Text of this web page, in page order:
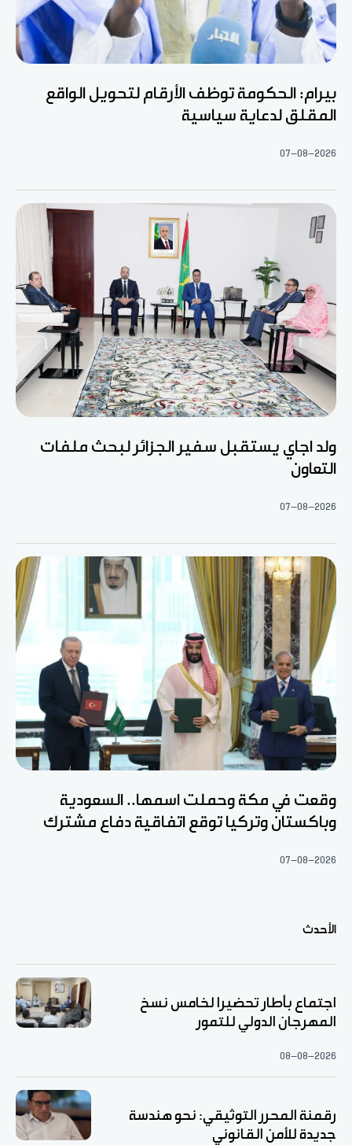
بيرام: الحكومة توظف الأرقام لتحويل الواقع
المقلق لدعاية سياسية
07-08-2026
ولد اجاي يستقبل سفير الجزائر لبحث ملفات
التعاون
07-08-2026
وقعت في مكة وحملت اسمها.. السعودية
وباكستان وتركيا توقع اتفاقية دفاع مشترك
07-08-2026
الأحدث
اجتماع بأطار تحضيرا لخامس نسخ
المهرجان الدولي للتمور
08-08-2026
رقمنة المحرر التوثيقي: نحو هندسة
جديدة للأمن القانوني